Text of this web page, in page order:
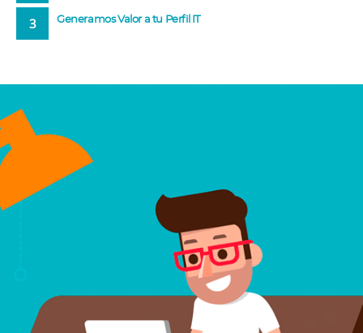
3 Generamos Valor a tu Perfil IT